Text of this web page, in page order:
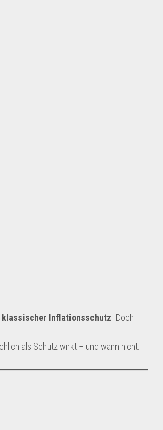
klassischer Inflationsschutz . Doch
als Schutz wirkt – und wann nicht.